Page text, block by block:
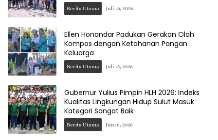
Berita Utama Juli 18, 2026
Ellen Honandar Padukan Gerakan Olah
Kompos dengan Ketahanan Pangan
Keluarga
Berita Utama Juli 15, 2026
Gubernur Yulius Pimpin HLH 2026: Indeks
Kualitas Lingkungan Hidup Sulut Masuk
Kategori Sangat Baik
Berita Utama Juni 6, 2026